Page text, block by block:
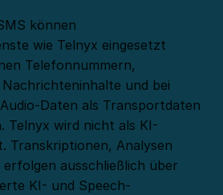
können
wie Telnyx eingesetzt
Telefonnummern,
und bei
Daten als Transportdaten
Telnyx wird nicht als KI-
Transkriptionen, Analysen
ausschließlich über
KI- und Speech-